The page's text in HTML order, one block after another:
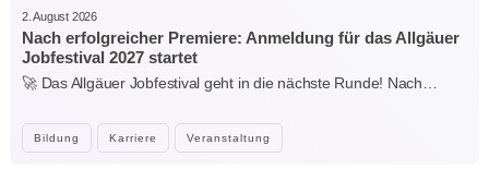
Bildung Karriere Veranstaltung
2. August 2026
Nach erfolgreicher Premiere: Anmeldung für das Allgäuer
Jobfestival 2027 startet
🚀 Das Allgäuer Jobfestival geht in die nächste Runde! Nach…